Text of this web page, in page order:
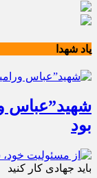
یاد شهدا
شهید”عباس
بود
باید جهادی کار کنید